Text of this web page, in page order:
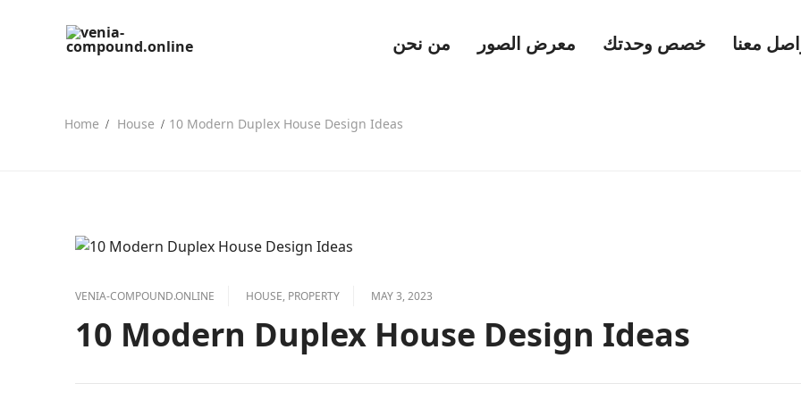
من نحن معرض الصور خصص وحدتك معنا
Home House 10 Modern Duplex House Design Ideas
VENIA-COMPOUND.ONLINE HOUSE, PROPERTY MAY 3, 2023
10 Modern Duplex House Design Ideas